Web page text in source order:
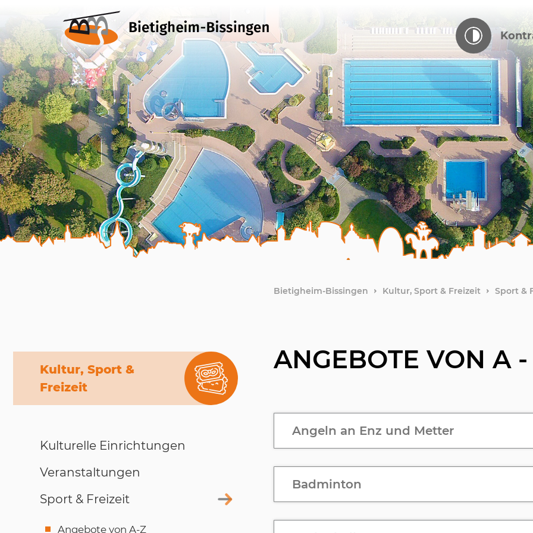
Bietigheim-Bissingen Kultur, Sport & Freizeit Sport &
ANGEBOTE VON A
Angeln an Enz und Metter
Badminton
Kultur, Sport &
Freizeit
Kulturelle Einrichtungen
Veranstaltungen
Sport & Freizeit
Angebote von A-Z